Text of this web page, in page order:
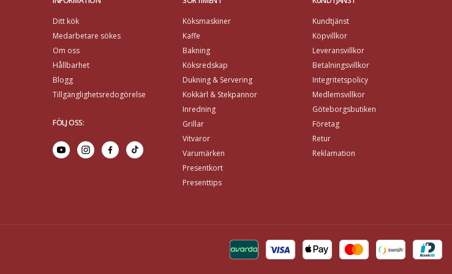
Ditt kök
Medarbetare sökes
Om oss
Hållbarhet
Blogg
Tillgänglighetsredogörelse
FÖLJ OSS:
Köksmaskiner
Kaffe
Bakning
Köksredskap
Dukning & Servering
Kokkärl & Stekpannor
Inredning
Grillar
Vitvaror
Varumärken
Presentkort
Presenttips
Kundtjänst
Köpvillkor
Leveransvillkor
Betalningsvillkor
Integritetspolicy
Medlemsvillkor
Göteborgsbutiken
Företag
Retur
Reklamation